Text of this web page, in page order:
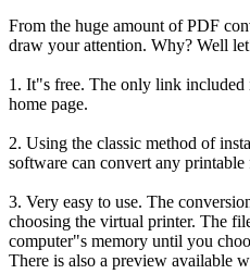
From the huge amount of PDF
draw your attention. Why? Well
1. It"s free. The only link included
home page.
2. Using the classic method of
software can convert any
3. Very easy to use. The
choosing the virtual printer. The
computer"s memory until you
There is also a preview available